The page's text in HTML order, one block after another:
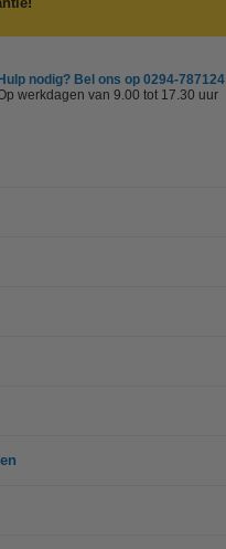
Hulp nodig? Bel ons op 0294-787124
werkdagen van 9.00 tot 17.30 uur